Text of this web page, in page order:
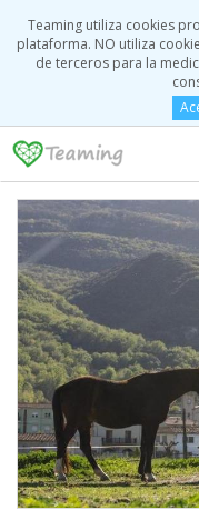
Teaming utiliza cookies
plataforma. NO utiliza
de terceros para la